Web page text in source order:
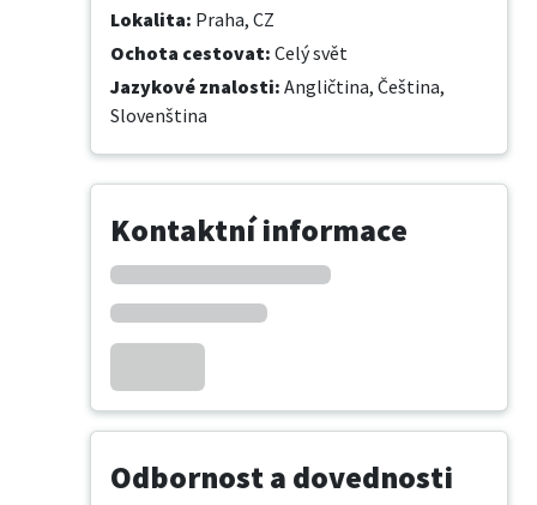
Lokalita: Praha, CZ
Ochota cestovat: Celý svět
Jazykové znalosti: Angličtina, Čeština,
Slovenština
Kontaktní informace
Odbornost a dovednosti